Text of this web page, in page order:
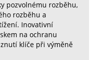
pozvolnému rozběhu,
rozběhu a
Inovativní
na ochranu
klíče při výměně